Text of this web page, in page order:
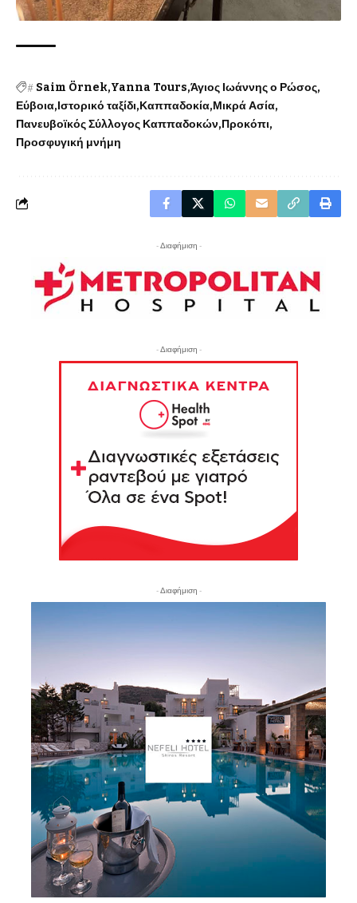
# Saim Örnek Yanna Tours Άγιος Ιωάννης ο Ρώσος
Εύβοια Ιστορικό ταξίδι Καππαδοκία Μικρά Ασία
Πανευβοϊκός Σύλλογος Καππαδοκών Προκόπι
Προσφυγική μνήμη
- Διαφήμιση -
- Διαφήμιση -
- Διαφήμιση -